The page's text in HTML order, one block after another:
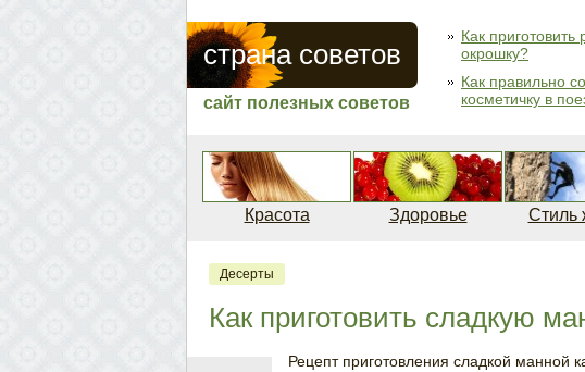
страна советов
сайт полезных советов
Как
окрошку?
Как правильно
косметичку в
Красота Здоровье Стиль
Десерты
Как приготовить сладкую
Рецепт приготовления сладкой манной